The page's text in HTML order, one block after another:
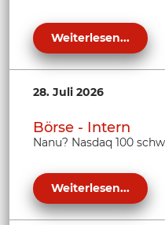
Weiterlesen...
28. Juli 2026
Börse - Intern
Nanu? Nasdaq 100
Weiterlesen...